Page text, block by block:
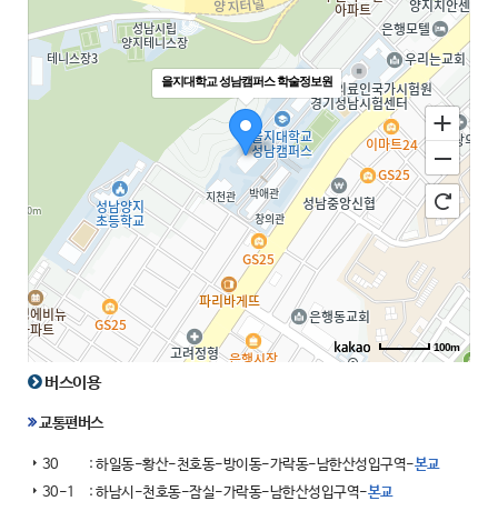
을지대학교 성남캠퍼스 학술정보원
100m
버스이용
교통편버스
30 : 하일동-황산-천호동-방이동-가락동-남한산성입구역-본교
30-1
: 하남시-천호동-잠실-가락동-남한산성입구역-본교